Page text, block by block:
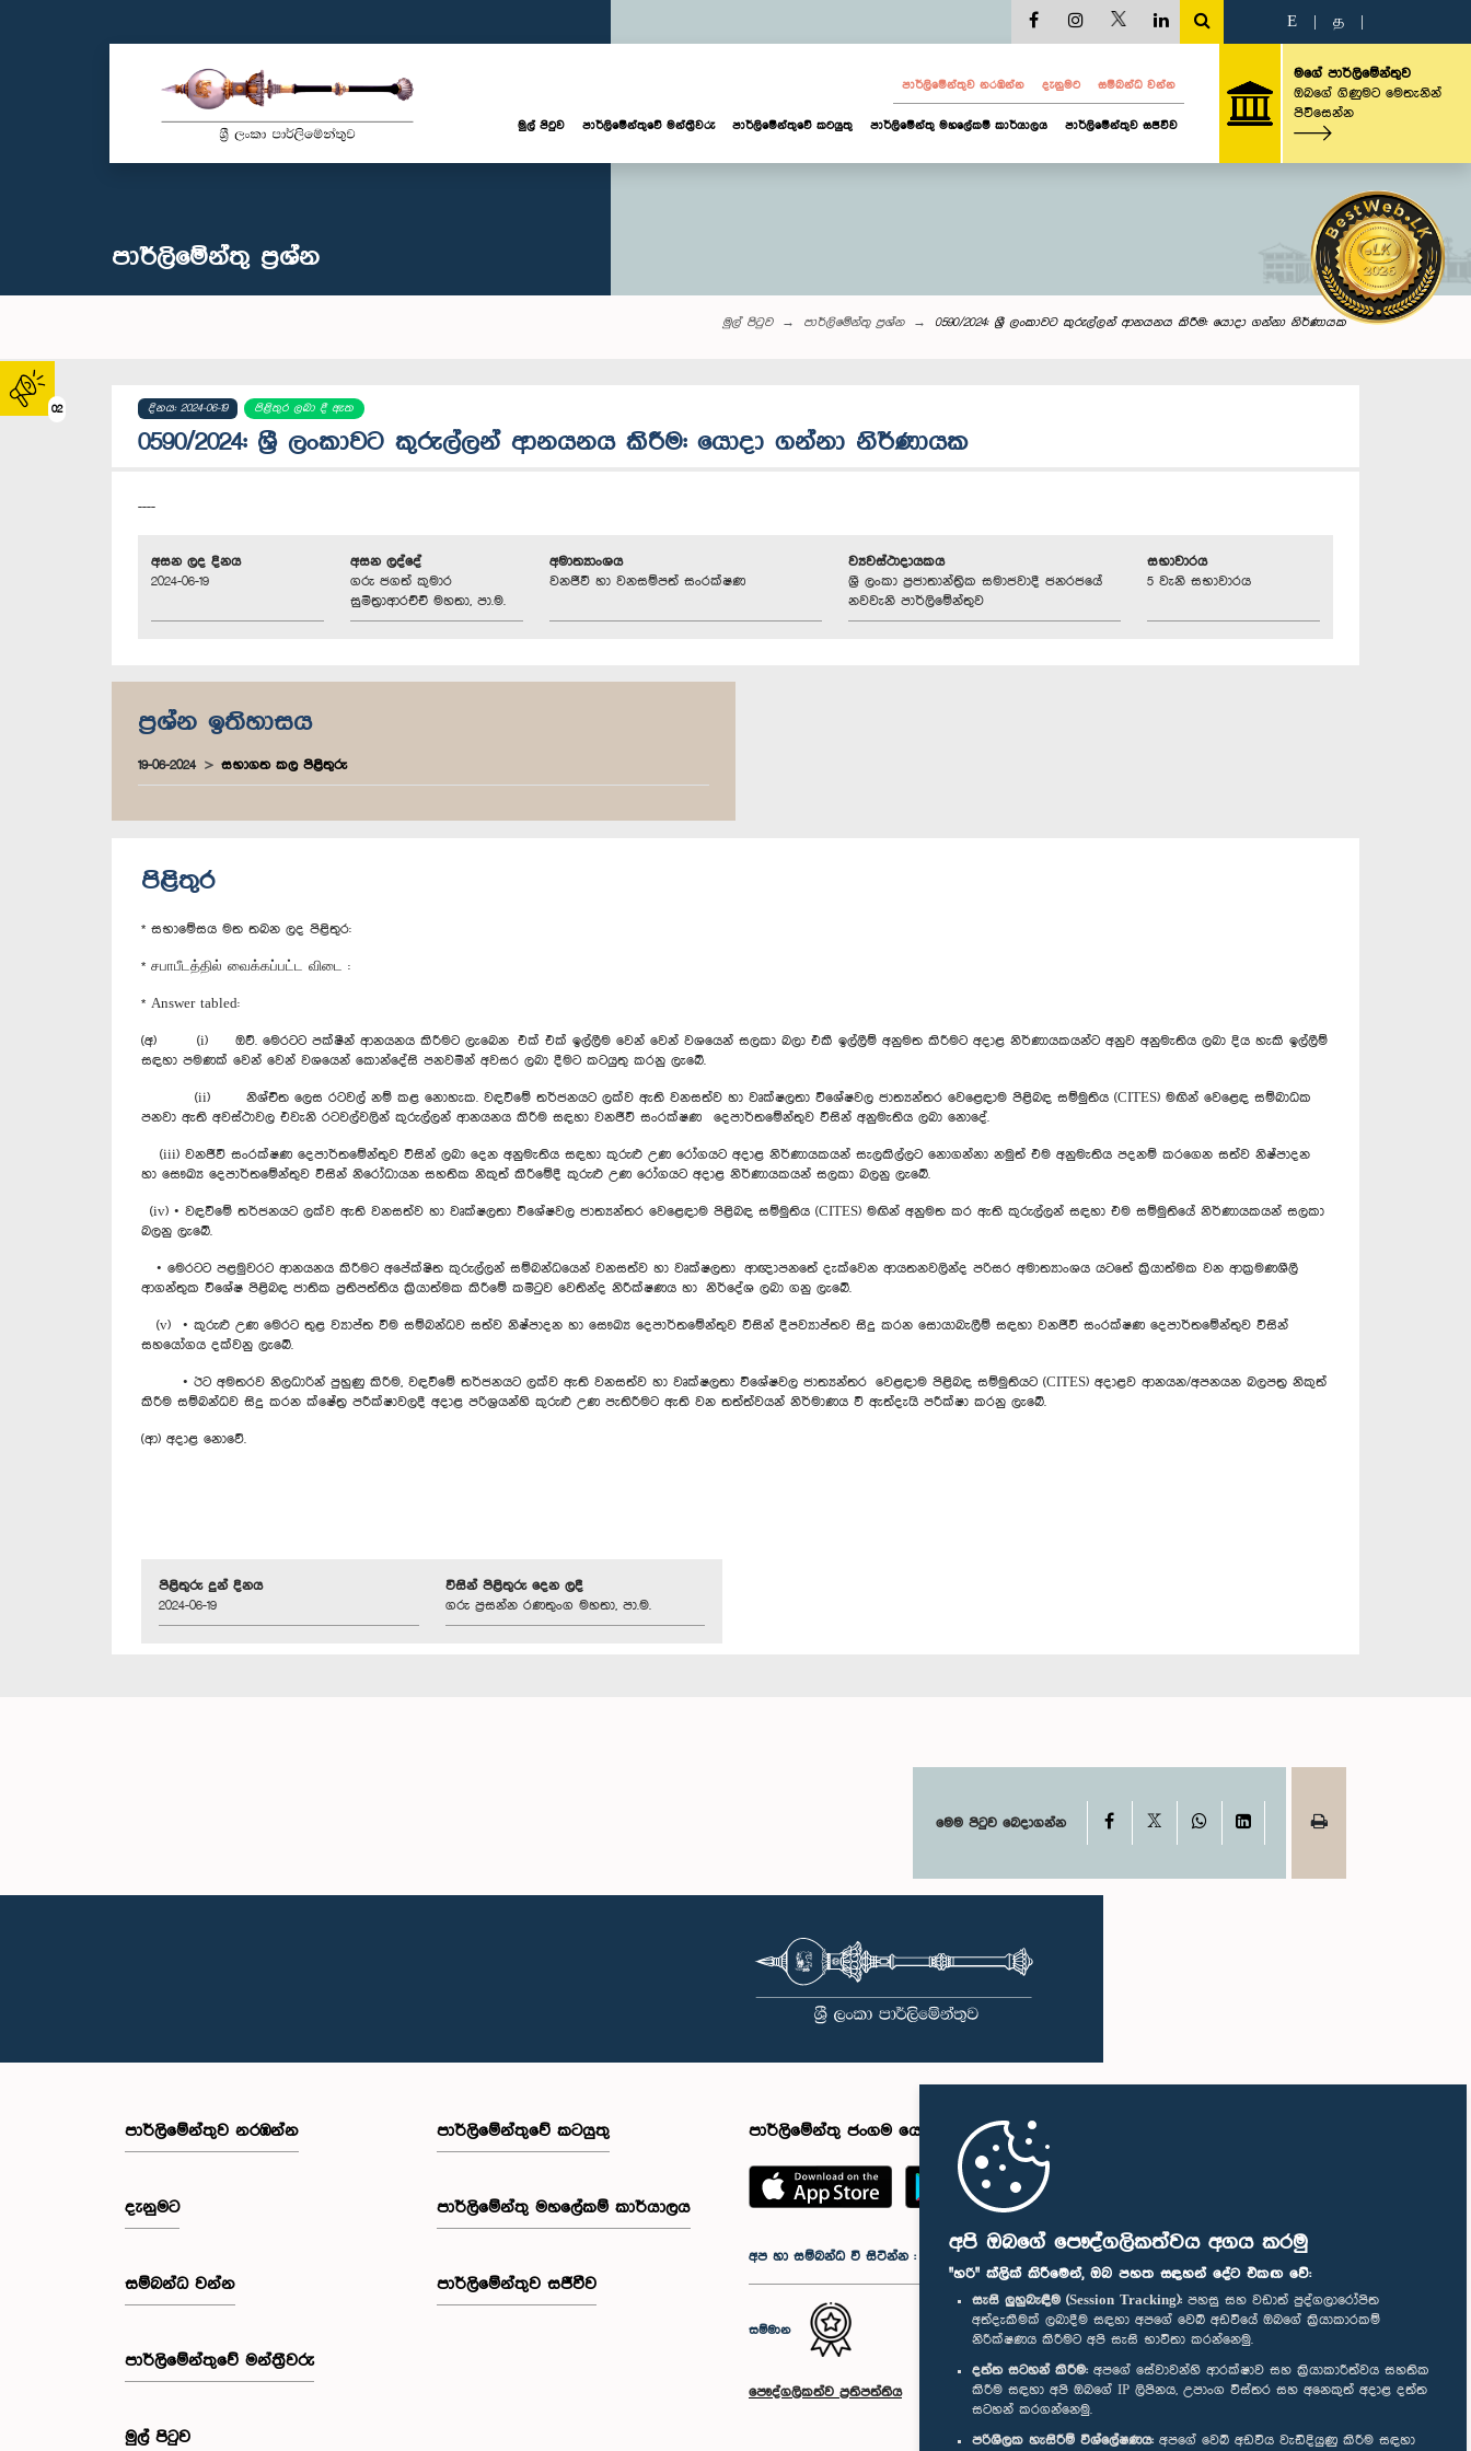
අපි ඔබගේ පෞද්ගලිකත්වය අගය කරමු
"හරි" ක්ලික් කිරීමෙන්, ඔබ පහත සඳහන් දේට එකඟ වේ:
සැසි ලුහුබැඳීම (Session Tracking): පහසු සහ වඩාත් පුද්ගලාරෝපිත
අත්දැකීමක් ලබාදීම සඳහා අපගේ වෙබ් අඩවියේ ඔබගේ ක්‍රියාකාරකම්
නිරීක්ෂණය කිරීමට අපි සැසි භාවිතා කරන්නෙමු.
දත්ත සටහන් කිරීම: අපගේ සේවාවන්හි ආරක්ෂාව සහ ක්‍රියාකාරීත්වය සහතික
කිරීම සඳහා අපි ඔබගේ IP ලිපිනය, උපාංග විස්තර සහ අනෙකුත් අදාළ දත්ත
සටහන් කරගන්නෙමු.
පරිශීලක හැසිරීම් විශ්ලේෂණය: අපගේ වෙබ් අඩවිය වැඩිදියුණු කිරීම සඳහා
02
E த
පාර්ලි‌මේන්තුව නරඹන්න දැනුමට සම්බන්ධ වන්න
මුල් පිටුව පාර්ලි‌මේන්තුවේ මන්ත්‍රීවරු පාර්ලිමේන්තුවේ කටයුතු පාර්ලිමේන්තු මහලේකම් කාර්යාලය පාර්ලිමේන්තුව සජීවීව
මගේ පාර්ලිමේන්තුව
ඔබගේ ගිණුමට මෙතැනින්
පිවිසෙන්න
පාර්ලි‌මේන්තු‌ ප්‍රශ්න
මුල් පිටුව පාර්ලි‌මේන්තු‌ ප්‍රශ්න 0590/2024: ශ්‍රී ලංකාවට කුරුල්ලන් ආනයනය කිරීම: යොදා ගන්නා නිර්ණායක
දිනය: 2024-06-19 පිළිතුර ලබා දී ඇත
0590/2024: ශ්‍රී ලංකාවට කුරුල්ලන් ආනයනය කිරීම: යොදා ගන්නා නිර්ණායක
----
අසන ලද දිනය
2024-06-19
අසන ලද්දේ
ගරු ජගත් කුමාර
සුමිත්‍රාආරච්චි මහතා, පා.ම.
අමාත්‍යාංශය
වනජීවී හා වනසම්පත් සංරක්ෂණ
ව්‍යවස්ථාදායකය
ශ්‍රී ලංකා ප්‍රජාතාන්ත්‍රික සමාජවාදී ජනරජයේ
නවවැනි පාර්ලිමේන්තුව
සභාවාරය
5 වැනි සභාවාරය
ප්‍රශ්න ඉතිහාසය
19-06-2024 සභාගත කල පිළිතුරු
පිළිතුර
* සභාමේසය මත තබන ලද පිළිතුර:
* சபாபீடத்தில் வைக்கப்பட்ட விடை :
* Answer tabled:
(අ) (i) ඔව්. මෙරටට පක්ෂීන් ආනයනය කිරීමට ලැබෙන එක් එක් ඉල්ලීම වෙන් වෙන් වශයෙන් සලකා බලා එකී ඉල්ලීම් අනුමත කිරීමට අදාළ නිර්ණායකයන්ට අනුව අනුමැතිය ලබා දිය හැකි ඉල්ලීම්
සඳහා පමණක් වෙන් වෙන් වශයෙන් කොන්දේසි පනවමින් අවසර ලබා දීමට කටයුතු කරනු ලැබේ.
(ii) නිශ්චිත ලෙස රටවල් නම් කළ නොහැක. වඳවීමේ තර්ජනයට ලක්ව ඇති වනසත්ව හා වෘක්ෂලතා විශේෂවල ජාත්‍යන්තර වෙළෙඳාම පිළිබඳ සම්මුතිය (CITES) මඟින් වෙළෙඳ සම්බාධක
පනවා ඇති අවස්ථාවල එවැනි රටවල්වලින් කුරුල්ලන් ආනයනය කිරීම සඳහා වනජීවී සංරක්ෂණ දෙපාර්තමේන්තුව විසින් අනුමැතිය ලබා නොදේ.
(iii) වනජීවී සංරක්ෂණ දෙපාර්තමේන්තුව විසින් ලබා දෙන අනුමැතිය සඳහා කුරුළු උණ රෝගයට අදාළ නිර්ණායකයන් සැලකිල්ලට නොගන්නා නමුත් එම අනුමැතිය පදනම් කරගෙන සත්ව නිෂ්පාදන
හා සෞඛ්‍ය දෙපාර්තමේන්තුව විසින් නිරෝධායන සහතික නිකුත් කිරීමේදී කුරුළු උණ රෝගයට අදාළ නිර්ණායකයන් සලකා බලනු ලැබේ.
(iv) • වඳවීමේ තර්ජනයට ලක්ව ඇති වනසත්ව හා වෘක්ෂලතා විශේෂවල ජාත්‍යන්තර වෙළෙඳාම පිළිබඳ සම්මුතිය (CITES) මඟින් අනුමත කර ඇති කුරුල්ලන් සඳහා එම සම්මුතියේ නිර්ණායකයන් සලකා
බලනු ලැබේ.
• මෙරටට පළමුවරට ආනයනය කිරීමට අපේක්ෂිත කුරුල්ලන් සම්බන්ධයෙන් වනසත්ව හා වෘක්ෂලතා ආඥාපනතේ දැක්වෙන ආයතනවලින්ද පරිසර අමාත්‍යාංශය යටතේ ක්‍රියාත්මක වන ආක්‍රමණශීලී
ආගන්තුක විශේෂ පිළිබඳ ජාතික ප්‍රතිපත්තිය ක්‍රියාත්මක කිරීමේ කමිටුව වෙතින්ද නිරීක්ෂණය හා නිර්දේශ ලබා ගනු ලැබේ.
(v) • කුරුළු උණ මෙරට තුළ ව්‍යාප්ත වීම සම්බන්ධව සත්ව නිෂ්පාදන හා සෞඛ්‍ය දෙපාර්තමේන්තුව විසින් දීපව්‍යාප්තව සිදු කරන සොයාබැලීම් සඳහා වනජීවී සංරක්ෂණ දෙපාර්තමේන්තුව විසින්
සහයෝගය දක්වනු ලැබේ.
• ඊට අමතරව නිලධාරින් පුහුණු කිරීම, වඳවීමේ තර්ජනයට ලක්ව ඇති වනසත්ව හා වෘක්ෂලතා විශේෂවල ජාත්‍යන්තර වෙළඳාම පිළිබඳ සම්මුතියට (CITES) අදාළව ආනයන/අපනයන බලපත්‍ර නිකුත්
කිරීම සම්බන්ධව සිදු කරන ක්ෂේත්‍ර පරීක්ෂාවලදී අදාළ පරිශ්‍රයන්හි කුරුළු උණ පැතිරීමට ඇති වන තත්ත්වයන් නිර්මාණය වී ඇත්දැයි පරීක්ෂා කරනු ලැබේ.
(ආ) අදාළ නොවේ.
පිළිතුරු දුන් දිනය
2024-06-19
විසින් පිළිතුරු දෙන ලදී
ගරු ප්‍රසන්න රණතුංග මහතා, පා.ම.
මෙම පිටුව බෙදාගන්න Facebook WhatsAppLinkedIn
පාර්ලි‌මේන්තුව නරඹන්න
දැනුමට
සම්බන්ධ වන්න
පාර්ලි‌මේන්තුවේ මන්ත්‍රීවරු
මුල් පිටුව
පාර්ලිමේන්තුවේ කටයුතු
පාර්ලිමේන්තු මහලේකම් කාර්යාලය
පාර්ලිමේන්තුව සජීවීව
පාර්ලිමේන්තු ජංගම යෙදුම
අප හා සම්බන්ධ වී සිටින්න :
සම්මාන
පෞද්ගලිකත්ව ප්‍රතිපත්තිය